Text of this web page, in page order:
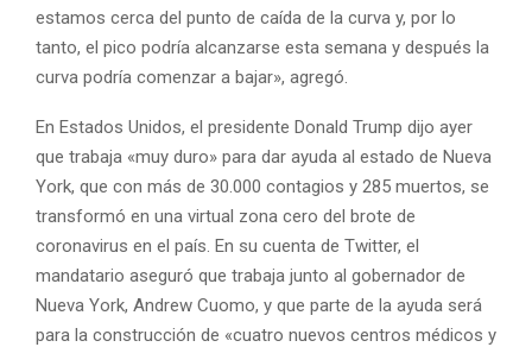
estamos cerca del punto de caída de la curva y, por lo
tanto, el pico podría alcanzarse esta semana y después la
curva podría comenzar a bajar», agregó.
En Estados Unidos, el presidente Donald Trump dijo ayer
que trabaja «muy duro» para dar ayuda al estado de Nueva
York, que con más de 30.000 contagios y 285 muertos, se
transformó en una virtual zona cero del brote de
coronavirus en el país. En su cuenta de Twitter, el
mandatario aseguró que trabaja junto al gobernador de
Nueva York, Andrew Cuomo, y que parte de la ayuda será
para la construcción de «cuatro nuevos centros médicos y